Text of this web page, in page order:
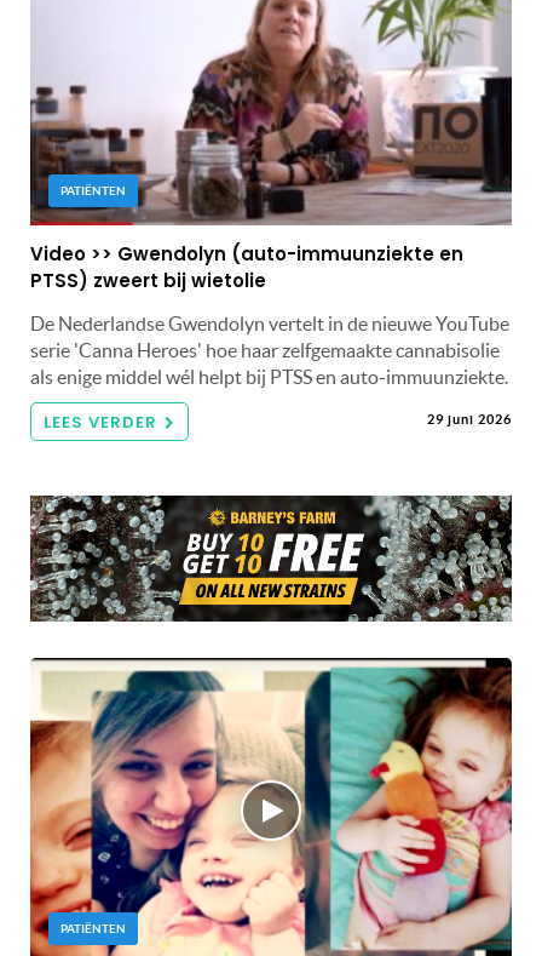
PATIËNTEN
Video >> Gwendolyn (auto-immuunziekte en
PTSS) zweert bij wietolie
De Nederlandse Gwendolyn vertelt in de nieuwe YouTube
serie 'Canna Heroes' hoe haar zelfgemaakte cannabisolie
als enige middel wél helpt bij PTSS en auto-immuunziekte.
LEES VERDER 29 juni 2026
PATIËNTEN